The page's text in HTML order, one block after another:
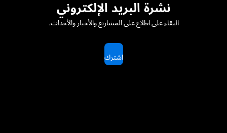
نشرة البريد الإلكتروني
البقاء على اطلاع على المشاريع والأخبار والأحداث.
اشترك